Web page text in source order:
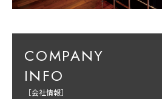
COMPANY
INFO
［会社情報］